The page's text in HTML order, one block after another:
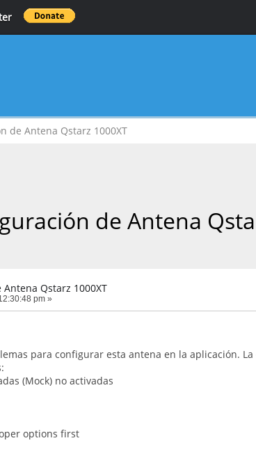
de Antena Qstarz 1000XT
de Antena
Qstarz 1000XT
pm »
para configurar esta antena en la aplicación.
(Mock) no activadas
options first